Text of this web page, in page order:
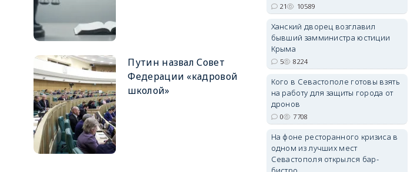
Путин назвал Совет
Федерации «кадровой
школой»
erid: 2SDnjdPjgYS
21 10589
Ханский дворец возглавил
бывший замминистра юстиции
Крыма
5 8224
Кого в Севастополе готовы взять
на работу для защиты города от
дронов
0 7708
На фоне ресторанного кризиса в
одном из лучших мест
Севастополя открылся бар-